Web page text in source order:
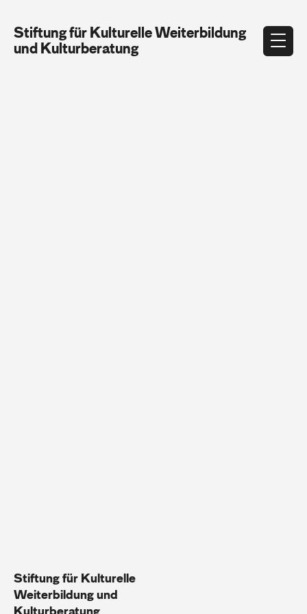
Stiftung für Kulturelle Weiterbildung
und Kulturberatung
Stiftung für Kulturelle
Weiterbildung und
Kulturberatung